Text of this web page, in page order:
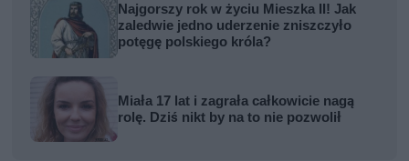
Najgorszy rok w życiu Mieszka II! Jak
zaledwie jedno uderzenie zniszczyło
potęgę polskiego króla?
Miała 17 lat i zagrała całkowicie nagą
rolę. Dziś nikt by na to nie pozwolił